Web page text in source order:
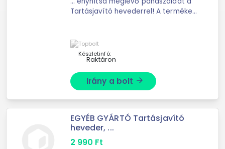
Tartásjavító hevederrel! A terméket
Tartásjavító heveder tulajdonságai:
Szín: fekete Anyag: ...
Készletinfó:
Raktáron
Irány a bolt arrow_forward
EGYÉB GYÁRTÓ Tartásjavító
heveder, ...
2 990 Ft